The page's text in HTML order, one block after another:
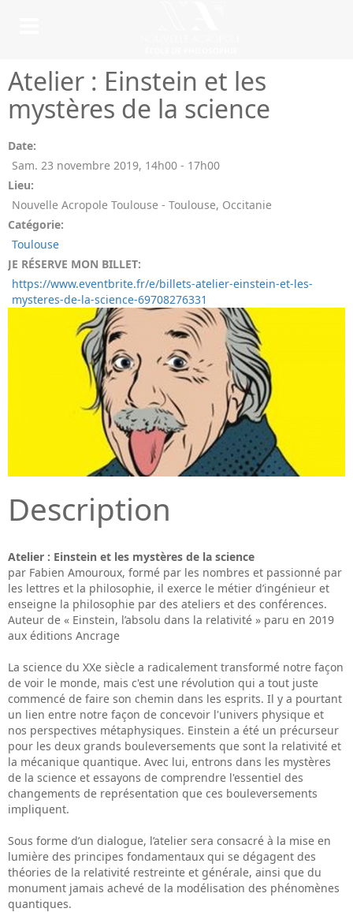
Atelier : Einstein et les
mystères de la science
Date:
Sam. 23 novembre 2019, 14h00 - 17h00
Lieu:
Nouvelle Acropole Toulouse - Toulouse, Occitanie
Catégorie:
Toulouse
JE RÉSERVE MON BILLET:
https://www.eventbrite.fr/e/billets-atelier-einstein-et-les-
mysteres-de-la-science-69708276331
Description
Atelier : Einstein et les mystères de la science
par Fabien Amouroux, formé par les nombres et passionné par
les lettres et la philosophie, il exerce le métier d’ingénieur et
enseigne la philosophie par des ateliers et des conférences.
Auteur de « Einstein, l’absolu dans la relativité » paru en 2019
aux éditions Ancrage
La science du XXe siècle a radicalement transformé notre façon
de voir le monde, mais c'est une révolution qui a tout juste
commencé de faire son chemin dans les esprits. Il y a pourtant
un lien entre notre façon de concevoir l'univers physique et
nos perspectives métaphysiques. Einstein a été un précurseur
pour les deux grands bouleversements que sont la relativité et
la mécanique quantique. Avec lui, entrons dans les mystères
de la science et essayons de comprendre l'essentiel des
changements de représentation que ces bouleversements
impliquent.
Sous forme d’un dialogue, l’atelier sera consacré à la mise en
lumière des principes fondamentaux qui se dégagent des
théories de la relativité restreinte et générale, ainsi que du
monument jamais achevé de la modélisation des phénomènes
quantiques.